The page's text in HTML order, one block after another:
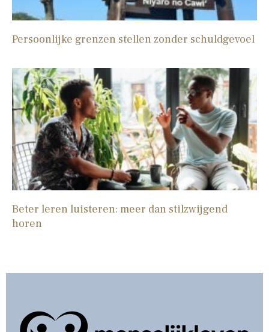
Persoonlijke grenzen stellen zonder schuldgevoel
Beter leren luisteren: meer dan stilzwijgend
horen